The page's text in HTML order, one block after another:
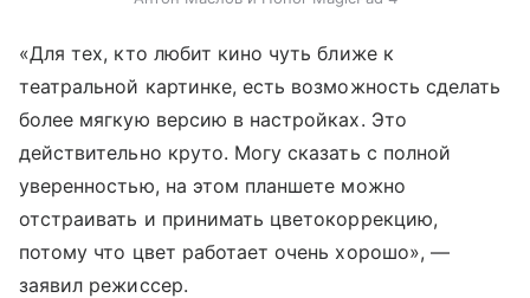
«Для тех, кто любит кино чуть ближе к
театральной картинке, есть возможность сделать
более мягкую версию в настройках. Это
действительно круто. Могу сказать с полной
уверенностью, на этом планшете можно
отстраивать и принимать цветокоррекцию,
потому что цвет работает очень хорошо», —
заявил режиссер.